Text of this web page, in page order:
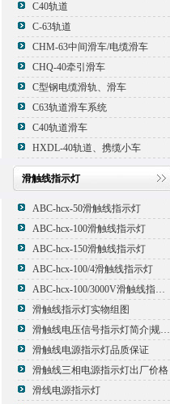
C40轨道
C-63轨道
CHM-63中间滑车/电缆滑车
CHQ-40牵引滑车
C型钢电缆滑轨、滑车
C63轨道滑车系统
C40轨道滑车
HXDL-40轨道、携缆小车
滑触线指示灯
ABC-hcx-50滑触线指示灯
ABC-hcx-100滑触线指示灯
ABC-hcx-150滑触线指示灯
ABC-hcx-100/4滑触线指示灯
ABC-hcx-100/3000V滑触线指示灯
滑触线指示灯实物组图
滑触线电压信号指示灯简介|规格|型号
滑触线电源指示灯品质保证
滑触线三相电源指示灯出厂价格
滑线电源指示灯